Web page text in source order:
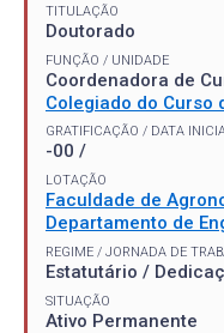
TITULAÇÃO
Doutorado
FUNÇÃO / UNIDADE
Coordenadora de
Colegiado do Curso
GRATIFICAÇÃO / DATA
-00 /
LOTAÇÃO
Faculdade de
Departamento de
REGIME / JORNADA DE
Estatutário /
SITUAÇÃO
Ativo Permanente